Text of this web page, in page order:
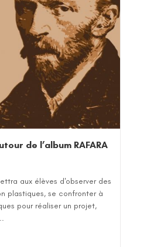
de l’album RAFARA
aux élèves d'observer des
plastiques, se confronter à
pour réaliser un projet,